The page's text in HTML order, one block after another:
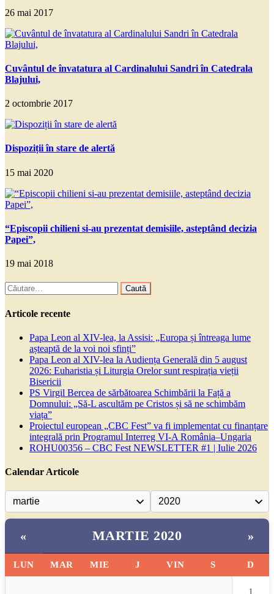
26 mai 2017
Cuvântul de învatatura al Cardinalului Sandri în Catedrala
Blajului,
2 octombrie 2017
Dispoziții în stare de alertă
15 mai 2020
“Episcopii chilieni si-au prezentat demisiile, asteptând decizia
Papei”,
19 mai 2018
Caută
după:
Articole recente
Papa Leon al XIV-lea, la Assisi: „Europa și întreaga lume
așteaptă de la voi noi sfinți”
Papa Leon al XIV-lea la Audiența Generală din 5 august
2026: Euharistia și Liturgia Orelor sunt respirația vieții
Bisericii
PS Virgil Bercea de sărbătoarea Schimbării la Față a
Domnului: „Să-L ascultăm pe Cristos și să ne schimbăm
viața”
Proiectul european „CBC Fest” va fi implementat cu finanțare
integrală prin Programul Interreg VI-A România–Ungaria
ROHU00356 – CBC Fest NEWSLETTER #1 | Iulie 2026
Calendar Articole
« MARTIE 2020 »
LUN MAR MIE J VIN S D